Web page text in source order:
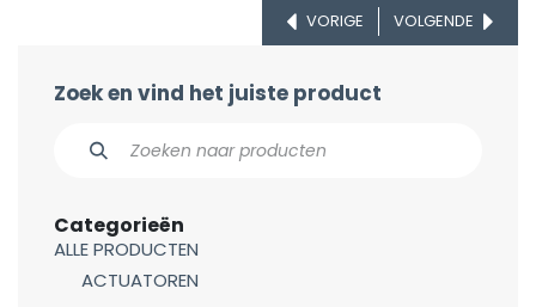
VORIGE VOLGENDE
Zoek en vind het juiste product
Categorieën
ALLE PRODUCTEN
ACTUATOREN